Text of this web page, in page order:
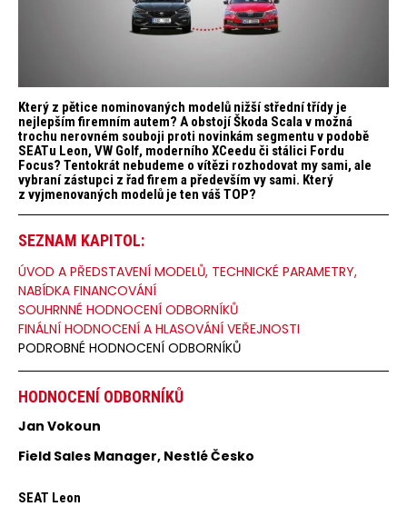
Který z pětice nominovaných modelů nižší střední třídy je
nejlepším firemním autem? A obstojí Škoda Scala v možná
trochu nerovném souboji proti novinkám segmentu v podobě
SEATu Leon, VW Golf, moderního XCeedu či stálici Fordu
Focus? Tentokrát nebudeme o vítězi rozhodovat my sami, ale
vybraní zástupci z řad firem a především vy sami. Který
z vyjmenovaných modelů je ten váš TOP?
SEZNAM KAPITOL:
ÚVOD A PŘEDSTAVENÍ MODELŮ, TECHNICKÉ PARAMETRY,
NABÍDKA FINANCOVÁNÍ
SOUHRNNÉ HODNOCENÍ ODBORNÍKŮ
FINÁLNÍ HODNOCENÍ A HLASOVÁNÍ VEŘEJNOSTI
PODROBNÉ HODNOCENÍ ODBORNÍKŮ
HODNOCENÍ ODBORNÍKŮ
Jan Vokoun
Field Sales Manager, Nestlé Česko
SEAT Leon